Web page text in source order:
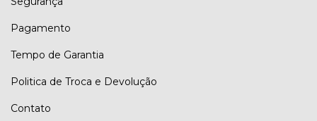
Pagamento
Tempo de Garantia
Politica de Troca e Devolução
Contato